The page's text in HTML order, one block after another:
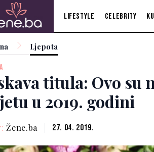
Lifestyle Celebrity
Ljepota
titula: Ovo su
u 2019. godini
Žene.ba 27. 04. 2019.